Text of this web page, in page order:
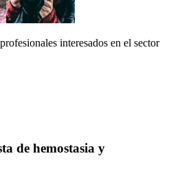
interesados en el sector
de hemostasia y